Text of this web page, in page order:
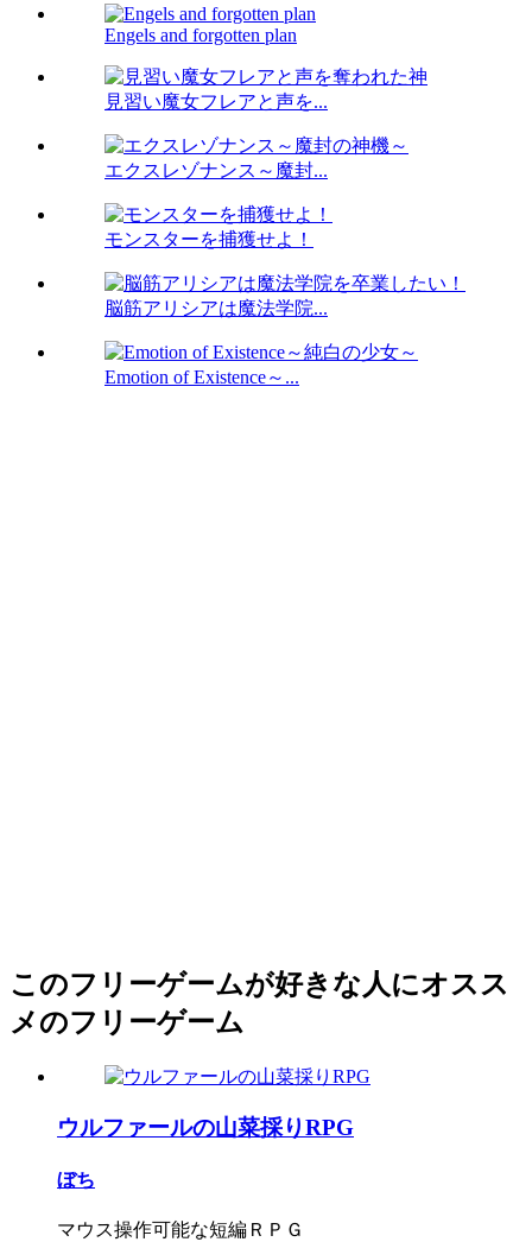
Engels and forgotten plan
見習い魔女フレアと声を...
エクスレゾナンス～魔封...
モンスターを捕獲せよ！
脳筋アリシアは魔法学院...
Emotion of Existence～...
このフリーゲームが好きな人にオスス
メのフリーゲーム
ウルファールの山菜採りRPG
ぼち
マウス操作可能な短編ＲＰＧ